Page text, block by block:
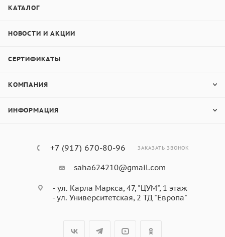
КАТАЛОГ
НОВОСТИ И АКЦИИ
СЕРТИФИКАТЫ
КОМПАНИЯ
ИНФОРМАЦИЯ
+7 (917) 670-80-96 ЗАКАЗАТЬ ЗВОНОК
saha624210@gmail.com
- ул. Карла Маркса, 47, "ЦУМ", 1 этаж
- ул. Университетская, 2 ТД "Европа"